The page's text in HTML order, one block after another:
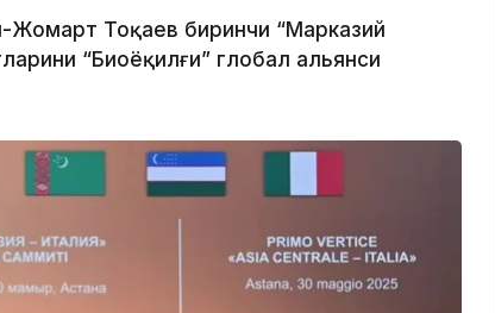
Жомарт Тоқаев биринчи “Марказий
“Биоёқилғи” глобал альянси